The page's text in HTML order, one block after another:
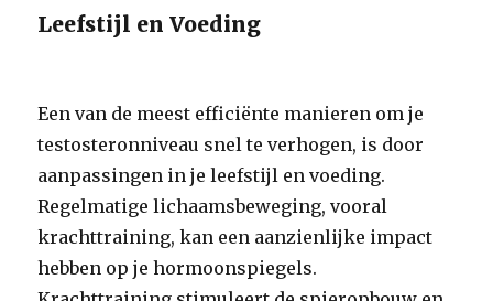
Leefstijl en Voeding
Een van de meest efficiënte manieren om je
testosteronniveau snel te verhogen, is door
aanpassingen in je leefstijl en voeding.
Regelmatige lichaamsbeweging, vooral
krachttraining, kan een aanzienlijke impact
hebben op je hormoonspiegels.